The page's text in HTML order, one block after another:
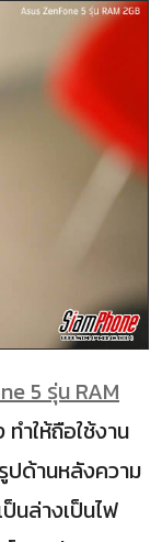
5 รุ่น RAM
ำให้ถือใช้งาน
ปด้านหลังความ
นล่างเป็นไฟ